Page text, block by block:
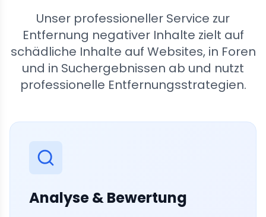
Unser professioneller Service zur
Entfernung negativer Inhalte zielt auf
schädliche Inhalte auf Websites, in Foren
und in Suchergebnissen ab und nutzt
professionelle Entfernungsstrategien.
Analyse & Bewertung